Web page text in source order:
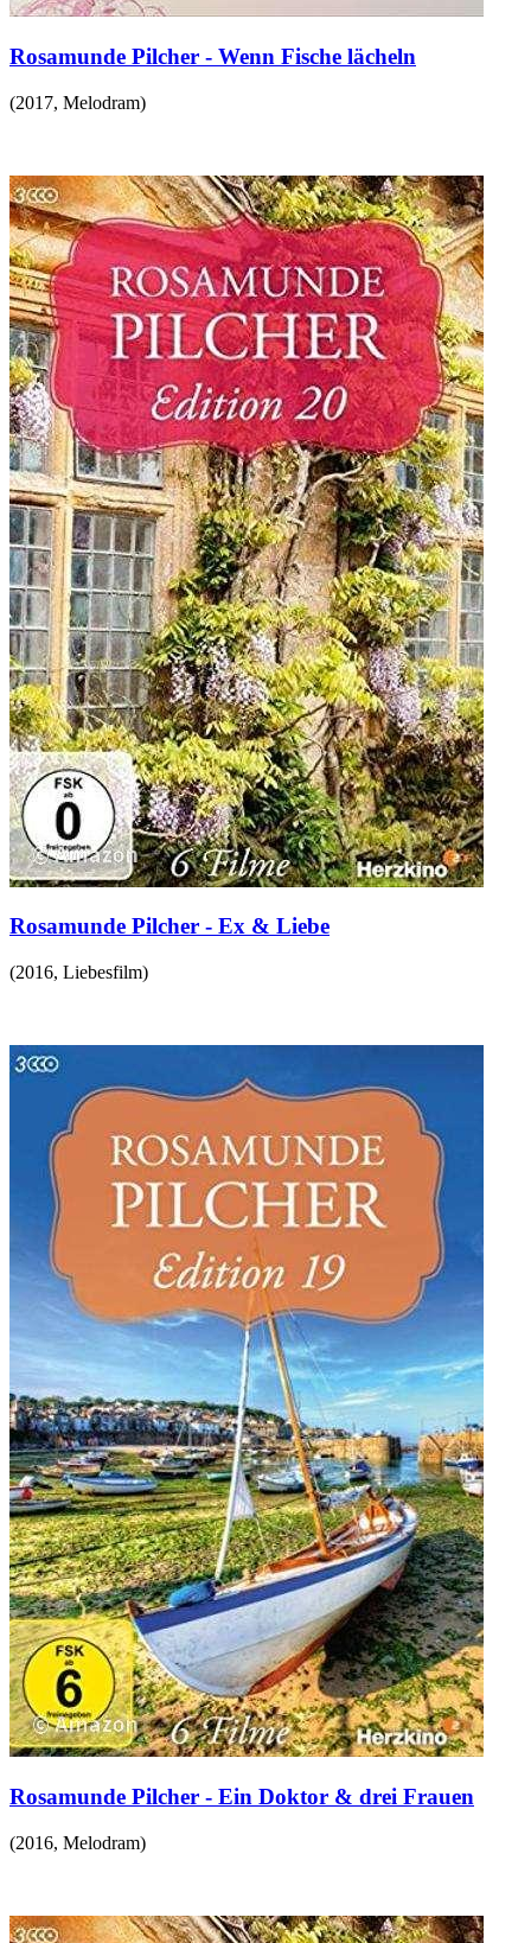
Rosamunde Pilcher - Wenn Fische lächeln
(2017, Melodram)
Rosamunde Pilcher - Ex & Liebe
(2016, Liebesfilm)
Rosamunde Pilcher - Ein Doktor & drei Frauen
(2016, Melodram)